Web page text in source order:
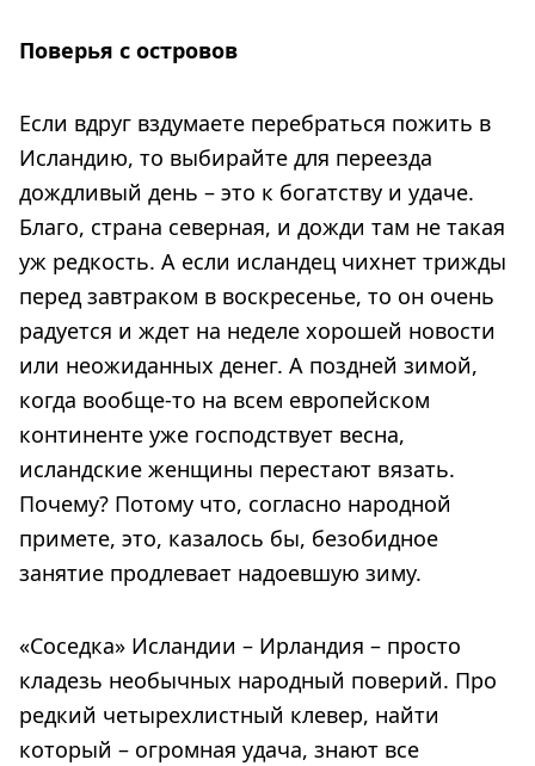
Поверья с островов
Если вдруг вздумаете перебраться пожить в
Исландию, то выбирайте для переезда
дождливый день – это к богатству и удаче.
Благо, страна северная, и дожди там не такая
уж редкость. А если исландец чихнет трижды
перед завтраком в воскресенье, то он очень
радуется и ждет на неделе хорошей новости
или неожиданных денег. А поздней зимой,
когда вообще-то на всем европейском
континенте уже господствует весна,
исландские женщины перестают вязать.
Почему? Потому что, согласно народной
примете, это, казалось бы, безобидное
занятие продлевает надоевшую зиму.
«Соседка» Исландии – Ирландия – просто
кладезь необычных народный поверий. Про
редкий четырехлистный клевер, найти
который – огромная удача, знают все